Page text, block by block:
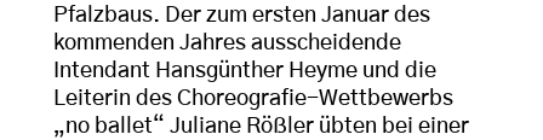
Pfalzbaus. Der zum ersten Januar des
kommenden Jahres ausscheidende
Intendant Hansgünther Heyme und die
Leiterin des Choreografie-Wettbewerbs
„no ballet“ Juliane Rößler übten bei einer